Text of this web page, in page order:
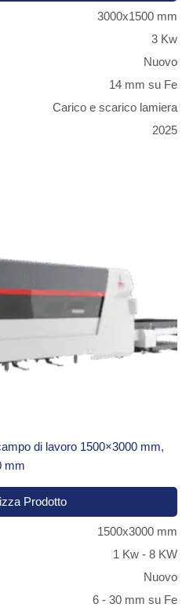
3000x1500 mm
3 Kw
Nuovo
14 mm su Fe
Carico e scarico lamiera
2025
di lavoro 1500×3000 mm,
mm
Prodotto
1500x3000 mm
1 Kw - 8 KW
Nuovo
6 - 30 mm su Fe